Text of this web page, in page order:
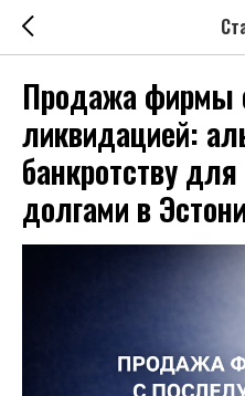
Продажа фирмы
ликвидацией:
банкротству
долгами в